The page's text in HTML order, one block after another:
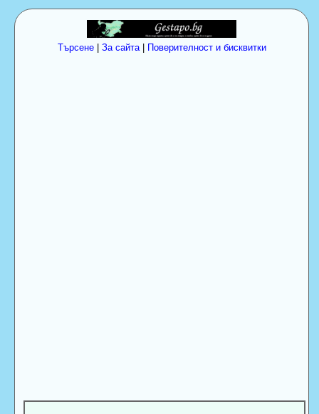
Търсене| За сайта| Поверителност и бисквитки